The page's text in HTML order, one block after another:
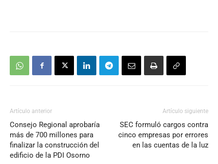
Artículo anterior
Consejo Regional aprobaría
más de 700 millones para
finalizar la construcción del
edificio de la PDI Osorno
Artículo siguiente
SEC formuló cargos contra
cinco empresas por errores
en las cuentas de la luz